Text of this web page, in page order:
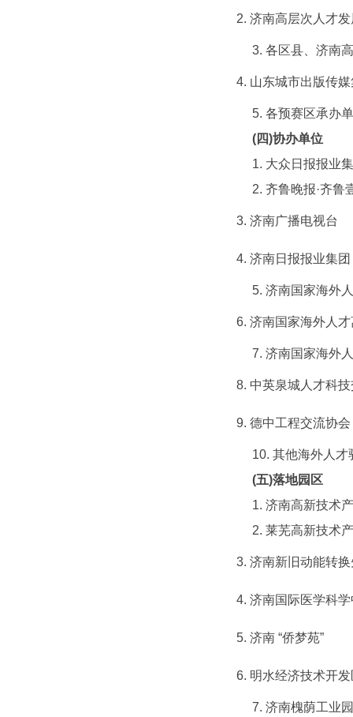
2. 济南高层次人才
3. 各区县、济南
4. 山东城市出版传
5. 各预赛区承办
(四)协办单位
1. 大众日报报业
2. 齐鲁晚报·齐鲁
3. 济南广播电视台
4. 济南日报报业集团
5. 济南国家海外
6. 济南国家海外人
7. 济南国家海外
8. 中英泉城人才科
9. 德中工程交流协会
10. 其他海外人
(五)落地园区
1. 济南高新技术
2. 莱芜高新技术
3. 济南新旧动能转
4. 济南国际医学科
5. 济南 “侨梦苑”
6. 明水经济技术开
7. 济南槐荫工业